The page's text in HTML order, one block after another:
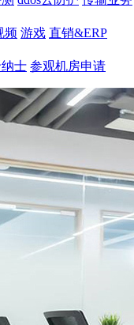
频 游戏 直销&ERP
士 参观机房申请